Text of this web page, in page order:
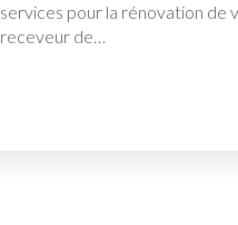
services pour la rénovation de
receveur de…